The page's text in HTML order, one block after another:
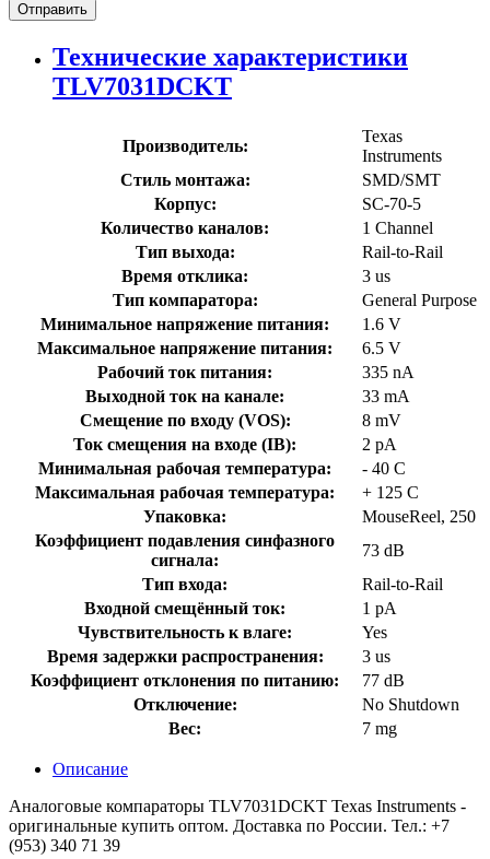
Отправить
Технические характеристики
TLV7031DCKT
Производитель:
Texas
Instruments
Стиль монтажа:
SMD/SMT
Корпус:
SC-70-5
Количество каналов:
1 Channel
Тип выхода:
Rail-to-Rail
Время отклика:
3 us
Тип компаратора:
General Purpose
Минимальное напряжение питания:
1.6 V
Максимальное напряжение питания:
6.5 V
Рабочий ток питания:
335 nA
Выходной ток на канале:
33 mA
Смещение по входу (VOS):
8 mV
Ток смещения на входе (IB):
2 pA
Минимальная рабочая температура:
- 40 C
Максимальная рабочая температура:
+ 125 C
Упаковка:
MouseReel, 250
Коэффициент подавления синфазного
сигнала:
73 dB
Тип входа:
Rail-to-Rail
Входной смещённый ток:
1 pA
Чувствительность к влаге:
Yes
Время задержки распространения:
3 us
Коэффициент отклонения по питанию:
77 dB
Отключение:
No Shutdown
Вес:
7 mg
Описание
Аналоговые компараторы TLV7031DCKT Texas Instruments -
оригинальные купить оптом. Доставка по России. Тел.: +7
(953) 340 71 39